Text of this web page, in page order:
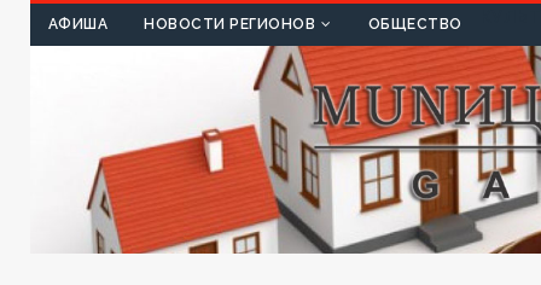
АФИША НОВОСТИ РЕГИОНОВ ОБЩЕСТВО